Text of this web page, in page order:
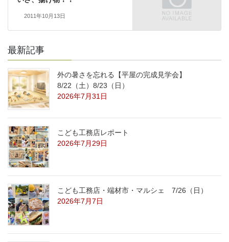
2011年10月13日
最新記事
外の暑さを忘れる【平屋の完成見学会】
8/22（土）8/23（日）
2026年7月31日
こども工務店レポート
2026年7月29日
こども工務店・端材市・マルシェ 7/26（日）
2026年7月7日